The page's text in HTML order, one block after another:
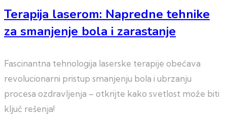
Terapija laserom: Napredne tehnike
za smanjenje bola i zarastanje
Fascinantna tehnologija laserske terapije obećava
revolucionarni pristup smanjenju bola i ubrzanju
procesa ozdravljenja – otkrijte kako svetlost može biti
ključ rešenja!